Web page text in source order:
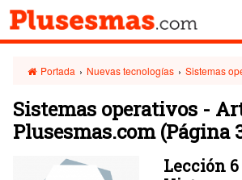
Portada › Nuevas tecnologías › Sistemas
Sistemas operativos -
Plusesmas.com(Página
Lección